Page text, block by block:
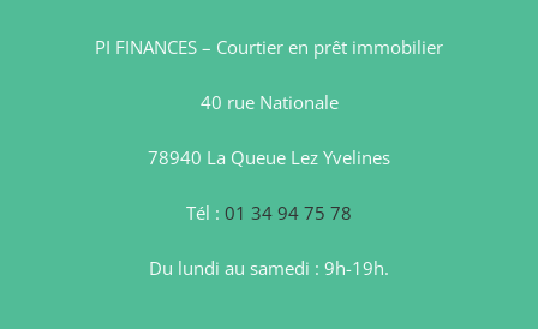
PI FINANCES – Courtier en prêt immobilier
40 rue Nationale
78940 La Queue Lez Yvelines
Tél : 01 34 94 75 78
Du lundi au samedi : 9h-19h.